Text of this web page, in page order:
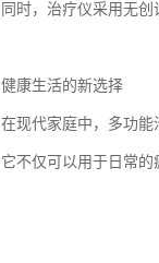
同时，治疗仪采用无
健康生活的新选择
在现代家庭中，多功能
它不仅可以用于日常的